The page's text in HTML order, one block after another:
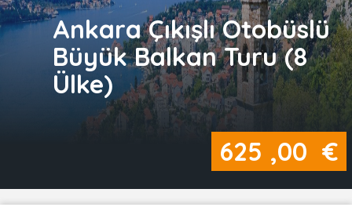
Ankara Çıkışlı Otobüslü
Büyük Balkan Turu (8
Ülke)
625 ,00 €